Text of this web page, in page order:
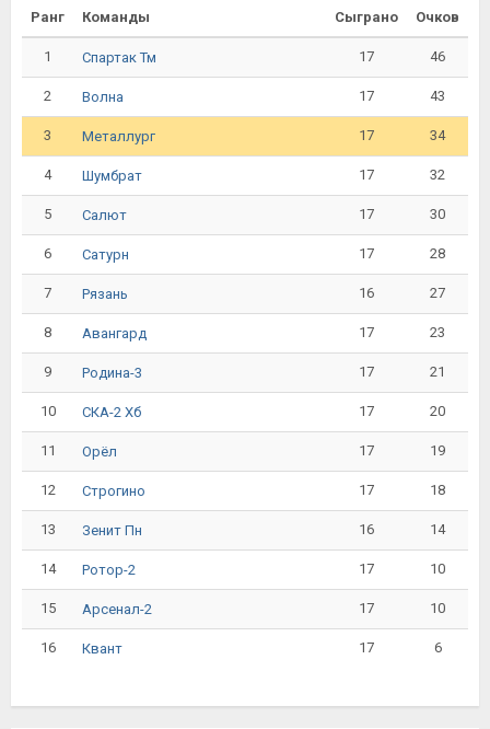
Ранг Команды Сыграно Очков
1 Спартак Тм 17 46
2 Волна 17 43
3 Металлург 17 34
4 Шумбрат 17 32
5 Салют 17 30
6 Сатурн 17 28
7 Рязань 16 27
8 Авангард 17 23
9 Родина-3 17 21
10 СКА-2 Хб 17 20
11 Орёл 17 19
12 Строгино 17 18
13 Зенит Пн 16 14
14 Ротор-2 17 10
15 Арсенал-2 17 10
16 Квант 17 6